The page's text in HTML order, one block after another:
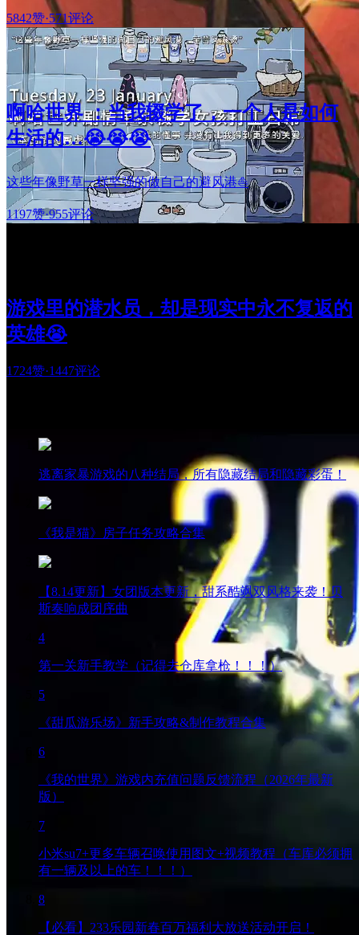
5842赞·571评论
啊哈世界 ：当我辍学了，一个人是如何
生活的…😭😭😭
这些年像野草一样坚强的做自己的避风港⛵
1197赞·955评论
游戏里的潜水员，却是现实中永不复返的
英雄😭
1724赞·1447评论
逃离家暴游戏的八种结局，所有隐藏结局和隐藏彩蛋！
《我是猫》房子任务攻略合集
【8.14更新】女团版本更新，甜系酷飒双风格来袭！贝
斯奏响成团序曲
4
第一关新手教学（记得去仓库拿枪！！！）
5
《甜瓜游乐场》新手攻略&制作教程合集
6
《我的世界》游戏内充值问题反馈流程（2026年最新
版）
7
小米su7+更多车辆召唤使用图文+视频教程（车库必须拥
有一辆及以上的车！！！）
8
【必看】233乐园新春百万福利大放送活动开启！